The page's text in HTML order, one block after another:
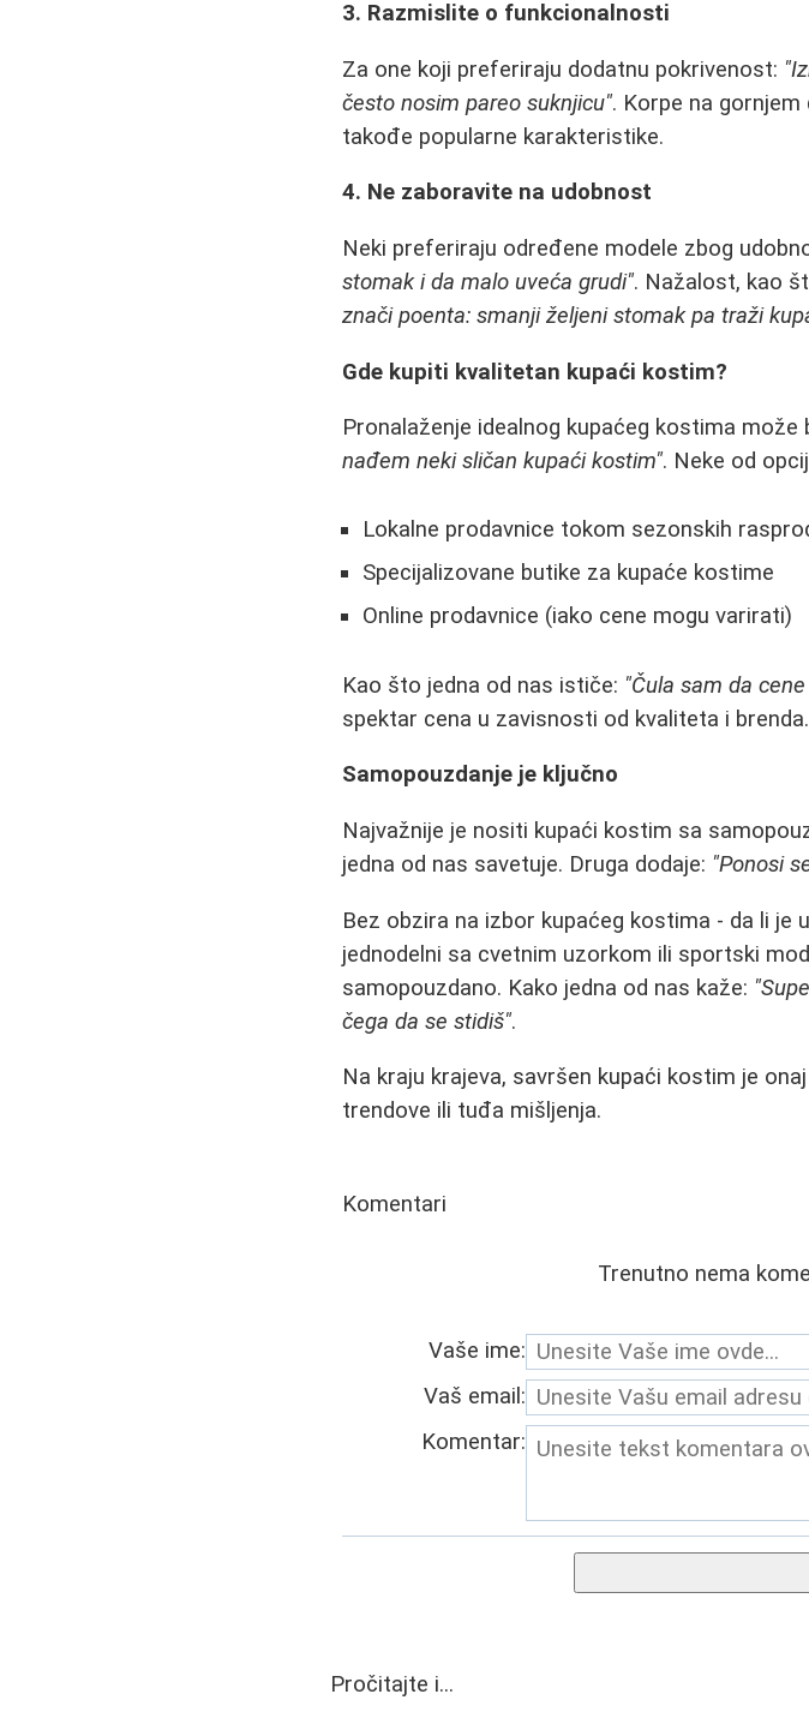
3. Razmislite o funkcionalnosti
Za one koji preferiraju dodatnu pokrivenost:
često nosim pareo suknjicu". Korpe na
takođe popularne karakteristike.
4. Ne zaboravite na udobnost
Neki preferiraju određene modele zbog
stomak i da malo uveća grudi". Nažalost, kao
znači poenta: smanji željeni stomak pa traži
Gde kupiti kvalitetan kupaći kostim?
Pronalaženje idealnog kupaćeg kostima može
nađem neki sličan kupaći kostim". Neke od
Lokalne prodavnice tokom sezonskih
Specijalizovane butike za kupaće kostime
Online prodavnice (iako cene mogu varirati)
Kao što jedna od nas ističe: "Čula sam da
spektar cena u zavisnosti od kvaliteta i brenda.
Samopouzdanje je ključno
Najvažnije je nositi kupaći kostim sa
jedna od nas savetuje. Druga dodaje: "Ponosi
Bez obzira na izbor kupaćeg kostima - da li je
jednodelni sa cvetnim uzorkom ili sportski
samopouzdano. Kako jedna od nas kaže:
čega da se stidiš".
Na kraju krajeva, savršen kupaći kostim je
trendove ili tuđa mišljenja.
Komentari
Trenutno nema
Vaše ime:
Vaš email:
Komentar:
Pročitajte i...